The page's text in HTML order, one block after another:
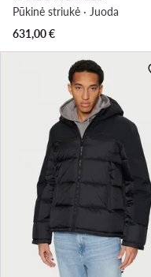
Pūkinė striukė · Juoda
631,00€